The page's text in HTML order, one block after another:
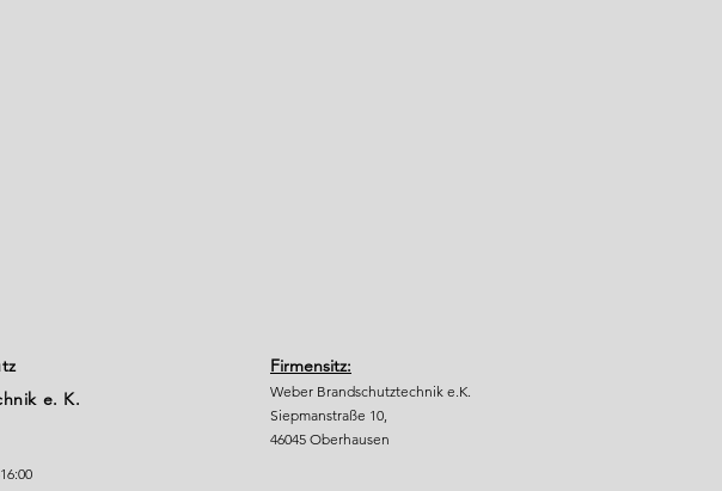
e. K.
Firmensitz:
Weber Brandschutztechnik e.K.
Siepmanstraße 10,
46045 Oberhausen